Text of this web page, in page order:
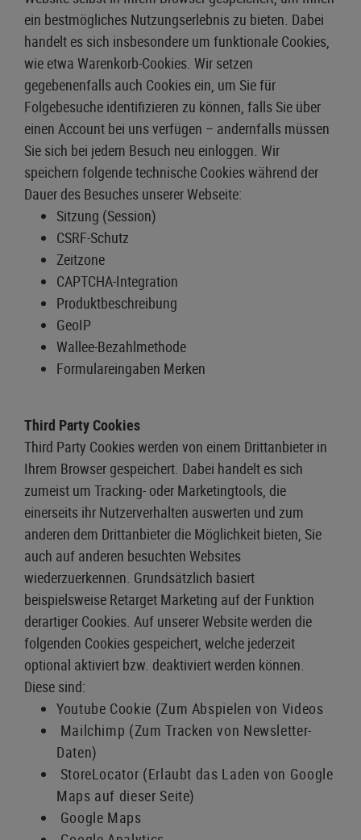
ein bestmögliches Nutzungserlebnis zu bieten. Dabei
handelt es sich insbesondere um funktionale Cookies,
wie etwa Warenkorb-Cookies. Wir setzen
gegebenenfalls auch Cookies ein, um Sie für
Folgebesuche identifizieren zu können, falls Sie über
einen Account bei uns verfügen – andernfalls müssen
Sie sich bei jedem Besuch neu einloggen. Wir
speichern folgende technische Cookies während der
Dauer des Besuches unserer Webseite:
Sitzung (Session)
CSRF-Schutz
Zeitzone
CAPTCHA-Integration
Produktbeschreibung
GeoIP
Wallee-Bezahlmethode
Formulareingaben Merken
Third Party Cookies
Third Party Cookies werden von einem Drittanbieter in
Ihrem Browser gespeichert. Dabei handelt es sich
zumeist um Tracking- oder Marketingtools, die
einerseits ihr Nutzerverhalten auswerten und zum
anderen dem Drittanbieter die Möglichkeit bieten, Sie
auch auf anderen besuchten Websites
wiederzuerkennen. Grundsätzlich basiert
beispielsweise Retarget Marketing auf der Funktion
derartiger Cookies. Auf unserer Website werden die
folgenden Cookies gespeichert, welche jederzeit
optional aktiviert bzw. deaktiviert werden können.
Diese sind:
Youtube Cookie (Zum Abspielen von Videos
Mailchimp (Zum Tracken von Newsletter-
Daten)
StoreLocator (Erlaubt das Laden von Google
Maps auf dieser Seite)
Google Maps